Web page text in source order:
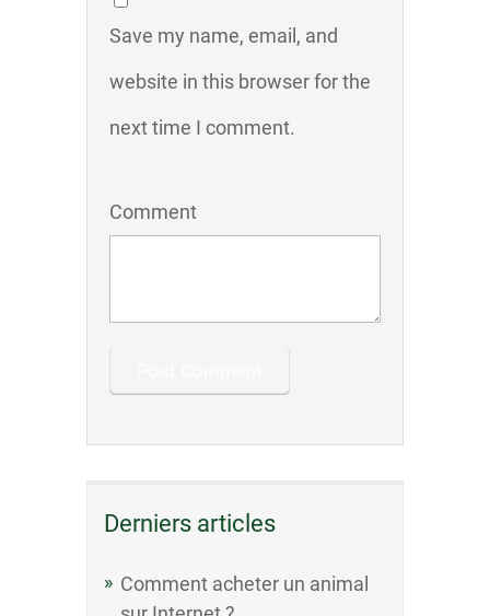
Derniers articles
Comment acheter un animal
Save my name, email, and
website in this browser for the
next time I comment.
Comment